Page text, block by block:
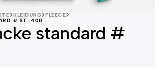
KLEIDUNG
FLEECE
# ST-400
standard #